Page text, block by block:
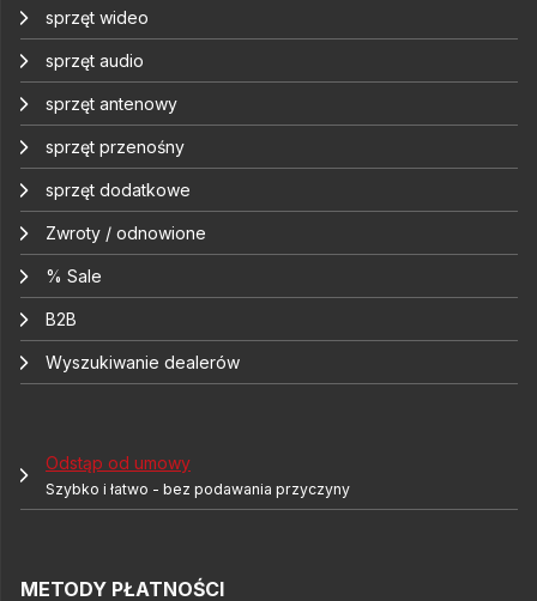
sprzęt wideo
sprzęt audio
sprzęt antenowy
sprzęt przenośny
sprzęt dodatkowe
Zwroty / odnowione
% Sale
B2B
Wyszukiwanie dealerów
Odstąp od umowy
Szybko i łatwo - bez podawania przyczyny
METODY PŁATNOŚCI